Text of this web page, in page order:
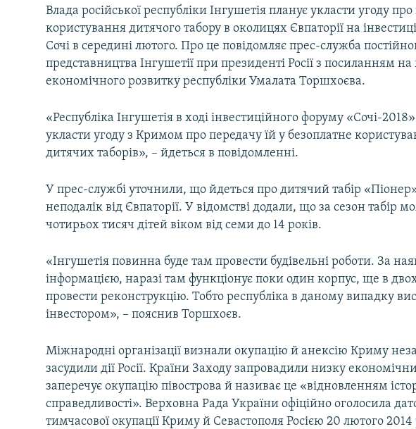
Влада російської республіки Інгушетія планує укласти угоду
користування дитячого табору в околицях Євпаторії на
Сочі в середині лютого. Про це повідомляє прес-служба
представництва Інгушетії при президенті Росії з посиланням на
економічного розвитку республіки Умалата Торшхоєва.
«Республіка Інгушетія в ході інвестиційного форуму «Сочі-
укласти угоду з Кримом про передачу їй у безоплатне
дитячих таборів», – йдеться в повідомленні.
У прес-службі уточнили, що йдеться про дитячий табір
неподалік від Євпаторії. У відомстві додали, що за сезон табір
чотирьох тисяч дітей віком від семи до 14 років.
«Інгушетія повинна буде там провести будівельні роботи. За
інформацією, наразі там функціонує поки один корпус, ще в
провести реконструкцію. Тобто республіка в даному випадку
інвестором», – пояснив Торшхоєв.
Міжнародні організації визнали окупацію й анексію Криму
засудили дії Росії. Країни Заходу запровадили низку
заперечує окупацію півострова й називає це «відновленням
справедливості». Верховна Рада України офіційно оголосила
тимчасової окупації Криму й Севастополя Росією 20 лютого 2014